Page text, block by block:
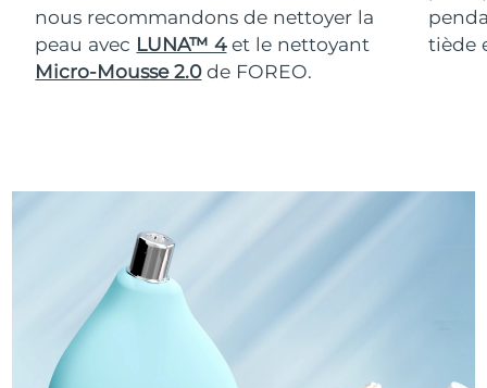
nous recommandons de nettoyer la
peau avec LUNA™ 4et le nettoyant
Micro-Mousse 2.0de FOREO.
tiède